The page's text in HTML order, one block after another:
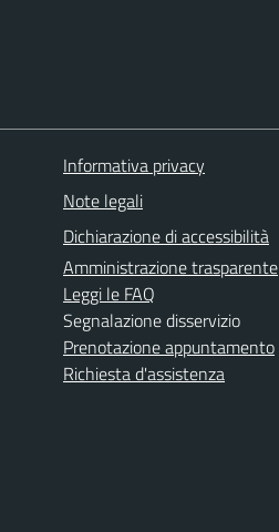
Informativa privacy
Note legali
Dichiarazione di accessibilità
Amministrazione trasparente
Leggi le FAQ
Segnalazione disservizio
Prenotazione appuntamento
Richiesta d'assistenza